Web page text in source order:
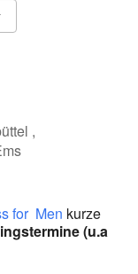
,
for Men kurze
(u.a